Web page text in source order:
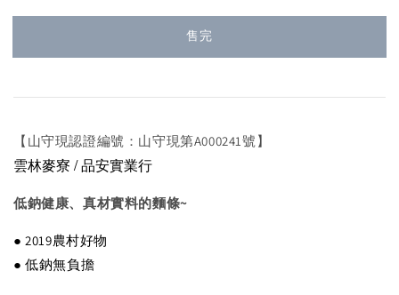
售完
【山守現認證編號：山守現第A000241號】
雲林麥寮 / 品安實業行
低鈉健康、真材實料的麵條~
● 2019農村好物
● 低鈉無負擔